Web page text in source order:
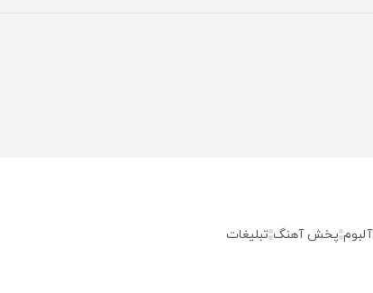
آلبوم پخش آهنگ تبلیغات